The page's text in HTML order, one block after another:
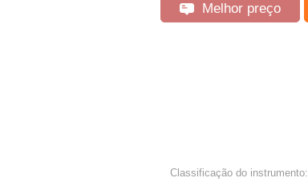
Melhor preço
Classificação do instrumento: